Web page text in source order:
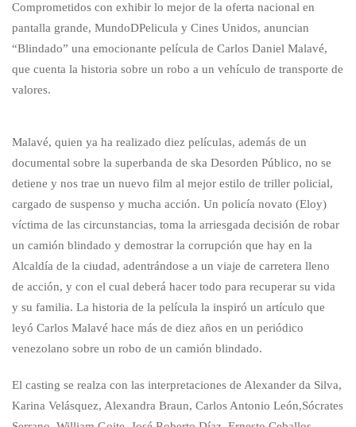
Comprometidos con exhibir lo mejor de la oferta nacional en
pantalla grande, MundoDPelicula y Cines Unidos, anuncian
“Blindado” una emocionante película de Carlos Daniel Malavé,
que cuenta la historia sobre un robo a un vehículo de transporte de
valores.
Malavé, quien ya ha realizado diez películas, además de un
documental sobre la superbanda de ska Desorden Público, no se
detiene y nos trae un nuevo film al mejor estilo de triller policial,
cargado de suspenso y mucha acción. Un policía novato (Eloy)
víctima de las circunstancias, toma la arriesgada decisión de robar
un camión blindado y demostrar la corrupción que hay en la
Alcaldía de la ciudad, adentrándose a un viaje de carretera lleno
de acción, y con el cual deberá hacer todo para recuperar su vida
y su familia. La historia de la película la inspiró un artículo que
leyó Carlos Malavé hace más de diez años en un periódico
venezolano sobre un robo de un camión blindado.
El casting se realza con las interpretaciones de Alexander da Silva,
Karina Velásquez, Alexandra Braun, Carlos Antonio León,Sócrates